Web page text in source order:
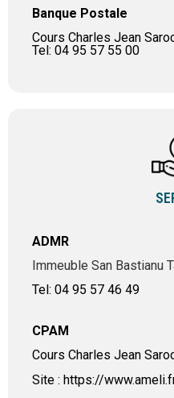
Banque Postale
Cours Charles Jean
Tel: 04 95 57 55 00
ADMR
Immeuble San Bastianu
Tel: 04 95 57 46 49
CPAM
Cours Charles Jean
Site : https://